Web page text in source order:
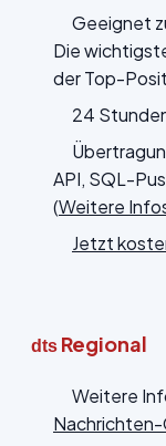
Geeignet
Die
der Top-
24
API, SQL-
(Weitere
Jetzt
dts Regional
Weitere